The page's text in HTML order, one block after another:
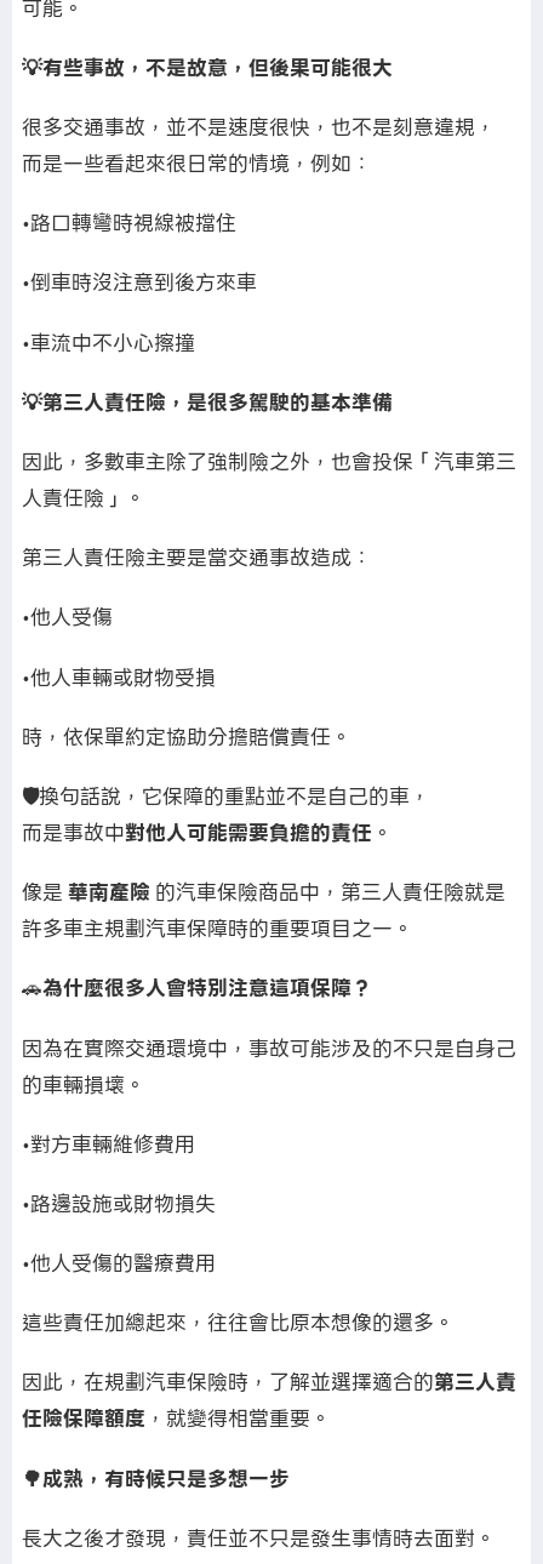
可能。
💡有些事故，不是故意，但後果可能很大
很多交通事故，並不是速度很快，也不是刻意違規，
而是一些看起來很日常的情境，例如：
•路口轉彎時視線被擋住
•倒車時沒注意到後方來車
•車流中不小心擦撞
💡第三人責任險，是很多駕駛的基本準備
因此，多數車主除了強制險之外，也會投保「汽車第三
人責任險」。
第三人責任險主要是當交通事故造成：
•他人受傷
•他人車輛或財物受損
時，依保單約定協助分擔賠償責任。
🛡️換句話說，它保障的重點並不是自己的車，
而是事故中對他人可能需要負擔的責任 。
像是 華南產險 的汽車保險商品中，第三人責任險就是
許多車主規劃汽車保障時的重要項目之一。
🚗為什麼很多人會特別注意這項保障？
因為在實際交通環境中，事故可能涉及的不只是自身己
的車輛損壞。
•對方車輛維修費用
•路邊設施或財物損失
•他人受傷的醫療費用
這些責任加總起來，往往會比原本想像的還多。
因此，在規劃汽車保險時，了解並選擇適合的第三人責
任險保障額度 ，就變得相當重要。
🌳成熟，有時候只是多想一步
長大之後才發現，責任並不只是發生事情時去面對。